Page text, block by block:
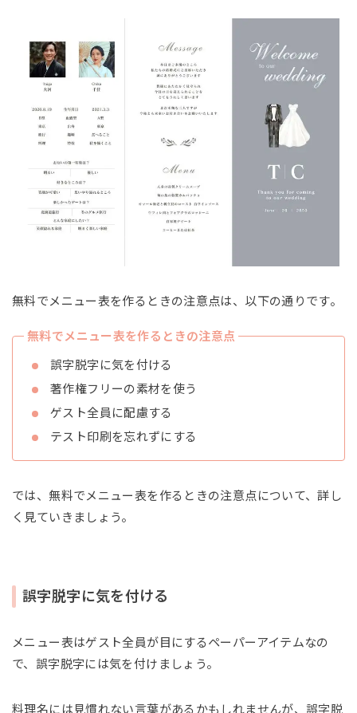
無料でメニュー表を作るときの注意点は、以下の通りです。
無料でメニュー表を作るときの注意点
誤字脱字に気を付ける
著作権フリーの素材を使う
ゲスト全員に配慮する
テスト印刷を忘れずにする
では、無料でメニュー表を作るときの注意点について、詳し
く見ていきましょう。
誤字脱字に気を付ける
メニュー表はゲスト全員が目にするペーパーアイテムなの
で、誤字脱字には気を付けましょう。
料理名には見慣れない言葉があるかもしれませんが、誤字脱